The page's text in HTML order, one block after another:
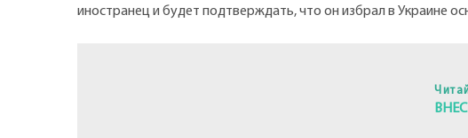
иностранец и будет подтверждать, что он избрал в Украине